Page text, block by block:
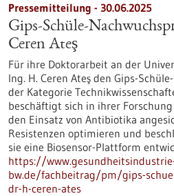
Pressemitteilung - 30.06.2025
Gips-Schüle-
Ceren Ateş
Für ihre Doktorarbeit an der
Ing. H. Ceren Ateş den Gips-
der Kategorie
beschäftigt sich in ihrer
den Einsatz von Antibiotika
Resistenzen optimieren und
sie eine Biosensor-Plattform
https://
bw.de/fachbeitrag/pm/gips-
dr-h-ceren-ates